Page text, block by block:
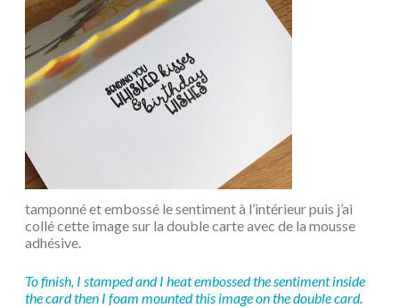
tamponné et embossé le sentiment à l’intérieur puis j’ai
collé cette image sur la double carte avec de la mousse
adhésive.
To finish, I stamped and I heat embossed the sentiment inside
the card then I foam mounted this image on the double card.